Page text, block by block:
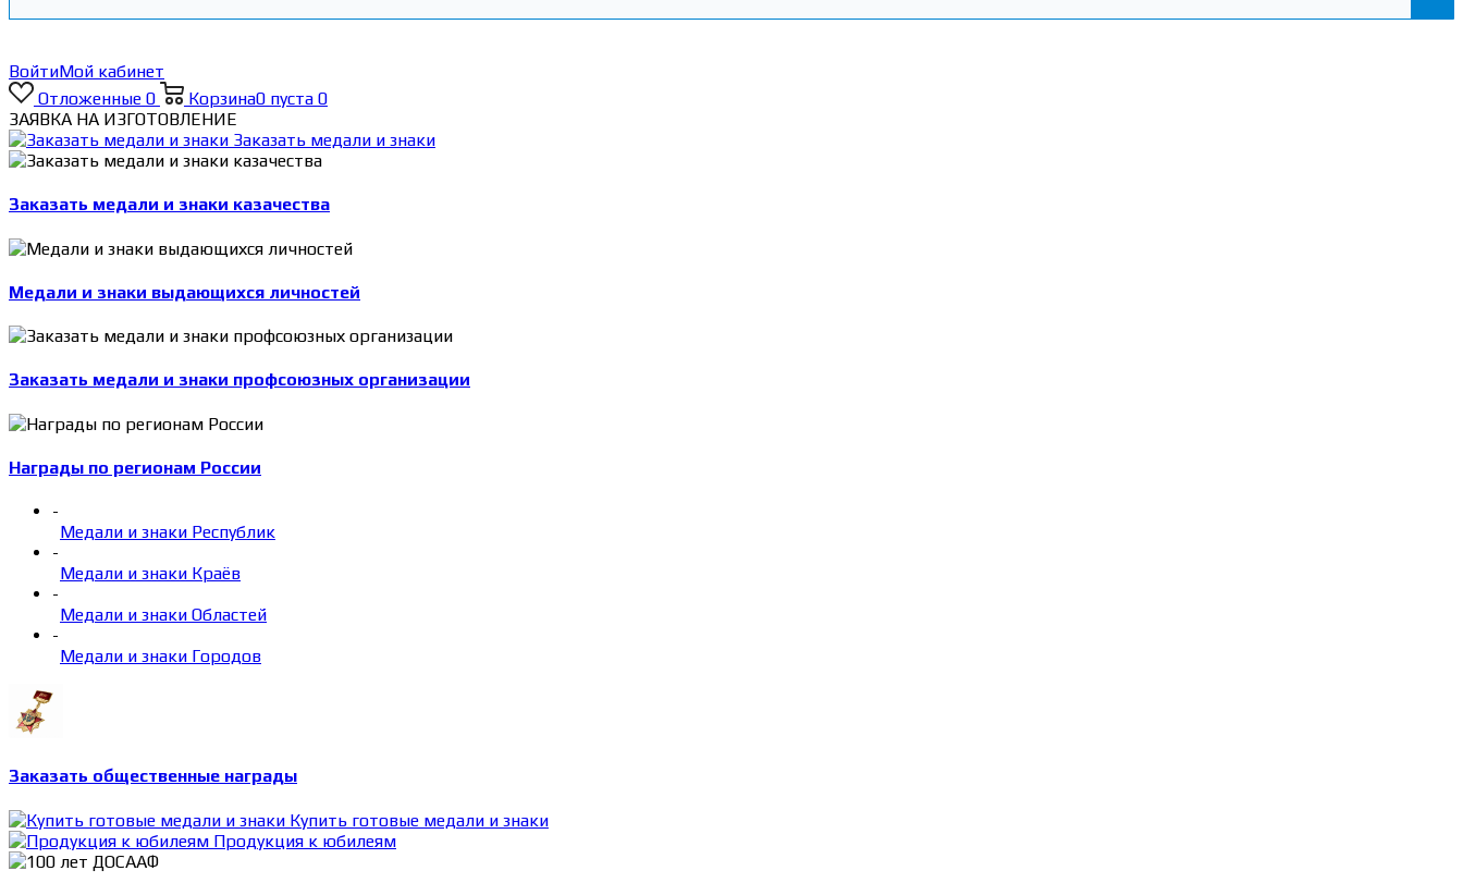
ВойтиМой кабинет
Отложенные 0 Корзина0 пуста 0
ЗАЯВКА НА ИЗГОТОВЛЕНИЕ
Заказать медали и знаки
Заказать медали и знаки казачества
Медали и знаки выдающихся личностей
Заказать медали и знаки профсоюзных организации
Награды по регионам России
-
Медали и знаки Республик
-
Медали и знаки Краёв
-
Медали и знаки Областей
-
Медали и знаки Городов
Заказать общественные награды
Купить готовые медали и знаки
Продукция к юбилеям